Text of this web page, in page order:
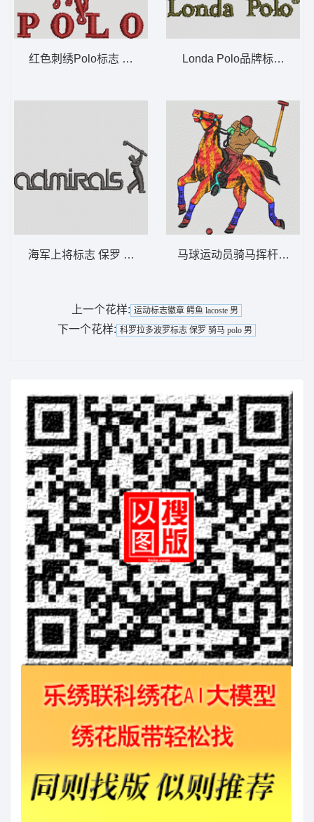
红色刺绣Polo标志 保罗 骑马 polo 男
海军上将标志 保罗 骑马 polo 男
Londa Polo品牌标志 保罗
马球运动员骑马挥杆 保罗
上一个花样: 运动标志徽章 鳄鱼 lacoste 男
下一个花样: 科罗拉多波罗标志 保罗 骑马 polo 男